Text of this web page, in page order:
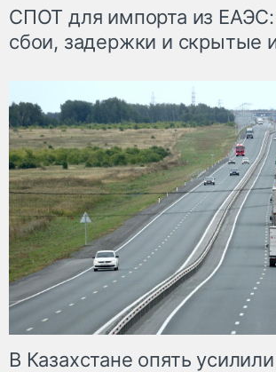
СПОТ для импорта из
сбои, задержки и скрытые
В Казахстане опять